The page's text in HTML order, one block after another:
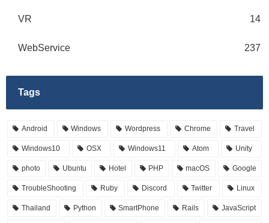
VR 14
WebService 237
Tags
Android Windows Wordpress Chrome Travel
Windows10 OSX Windows11 Atom Unity
photo Ubuntu Hotel PHP macOS Google
TroubleShooting Ruby Discord Twitter Linux
Thailand Python SmartPhone Rails JavaScript